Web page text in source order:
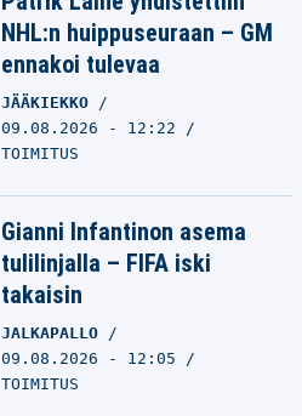
NHL:n huippuseuraan – GM
ennakoi tulevaa
JÄÄKIEKKO
09.08.2026 - 12:22
TOIMITUS
Gianni Infantinon asema
tulilinjalla – FIFA iski
takaisin
JALKAPALLO
09.08.2026 - 12:05
TOIMITUS